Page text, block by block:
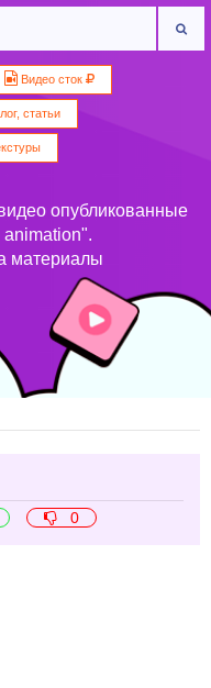
Видео сток
статьи
опубликованные
материалы
0